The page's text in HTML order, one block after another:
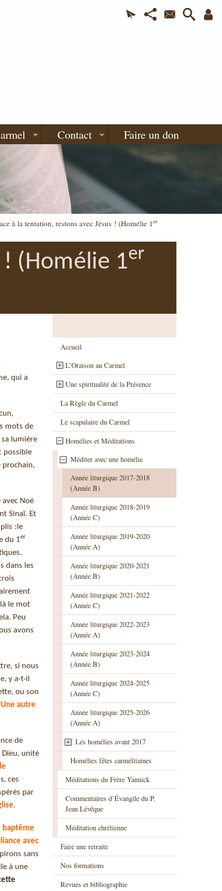
Contact Faire un don
à la tentation, restons avec Jésus ! (Homélie 1 er
(Homélie 1er
qui a
mots de
sa lumière
possible
prochain,
Noé
Sinaï. Et
:le
du 1er
dans les
le mot
Peu
avons
si nous
y a-t-il
ou son
autre
de
Dieu, unité
ces
par
.
baptême
avec
sans
à une
Accueil
L’Oraison au Carmel
Une spiritualité de la Présence
La Règle du Carmel
Le scapulaire du Carmel
Homélies et Méditations
Méditer avec une homélie
Année liturgique 2017-2018
(Année B)
Année liturgique 2018-2019
(Année C)
Année liturgique 2019-2020
(Année A)
Année liturgique 2020-2021
(Année B)
Année liturgique 2021-2022
(Année C)
Année liturgique 2022-2023
(Année A)
Année liturgique 2023-2024
(Année B)
Année liturgique 2024-2025
(Année C)
Année liturgique 2025-2026
(Année A)
Les homélies avant 2017
Homélies fêtes carmélitaines
Méditations du Frère Yannick
Commentaires d’Évangile du P.
Jean Lévêque
Méditation chrétienne
Faire une retraite
Nos formations
Revues et bibliographie